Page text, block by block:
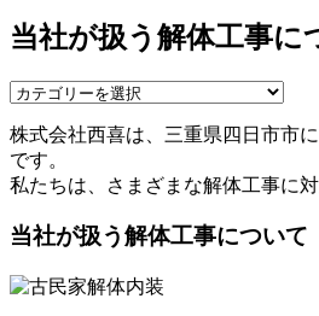
当社が扱う解体工事に
株式会社西喜は、三重県四日市市
です。
私たちは、さまざまな解体工事に対
当社が扱う解体工事について